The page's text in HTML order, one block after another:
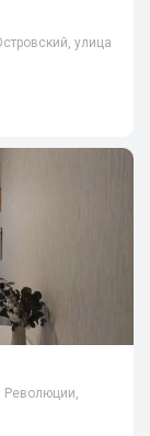
улица
Революции,